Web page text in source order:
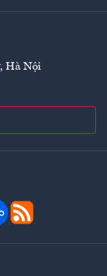
Hà Nội